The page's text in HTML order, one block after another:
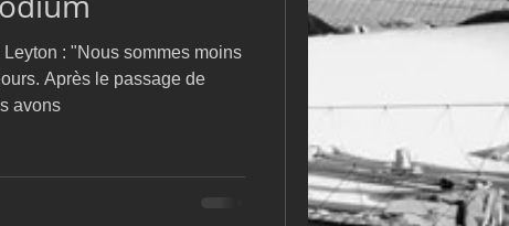
: "Nous sommes moins
Après le passage de
avons